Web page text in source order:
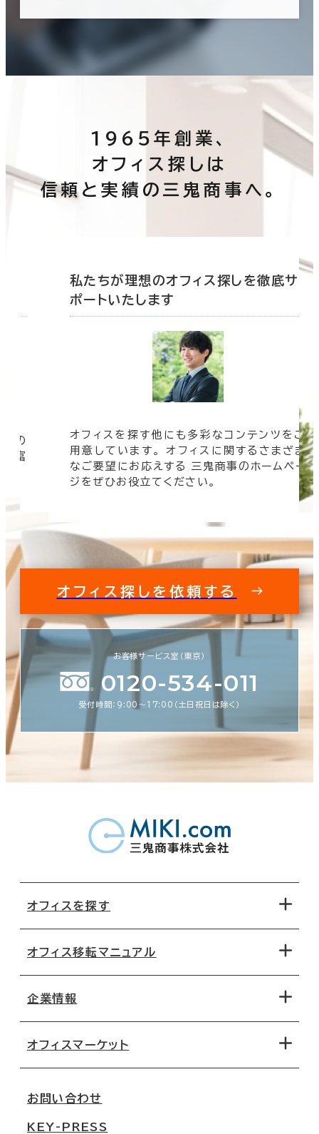
1965年創業、
オフィス探しは
信頼と実績の三鬼商事へ。
の
豊富
私たちが理想のオフィス探しを徹底サ
ポートいたします
オフィスを探す他にも多彩なコンテンツをご
用意しています。 オフィスに関するさまざま
なご要望にお応えする 三鬼商事のホームペー
ジをぜひお役立てください。
オフィス探しを依頼する
お客様サービス室（東京）
0120-534-011
受付時間：9:00〜17:00（土日祝日は除く）
オフィスを探す
地図から探す
路線・駅から探す
オフィス移転マニュアル
移転コストシミュレーション
移転スケジュール
オフィス移転Q&A
企業情報
オフィスマーケット
お問い合わせ
KEY-PRESS